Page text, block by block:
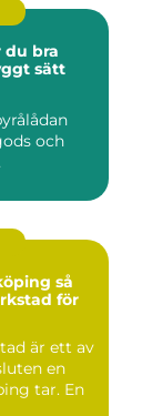
sätt
och
så
för
är ett av
en
tar. En